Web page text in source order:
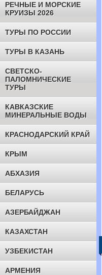
РЕЧНЫЕ И МОРСКИЕ
КРУИЗЫ 2026
ТУРЫ ПО РОССИИ
ТУРЫ В КАЗАНЬ
СВЕТСКО-
ПАЛОМНИЧЕСКИЕ
ТУРЫ
КАВКАЗСКИЕ
МИНЕРАЛЬНЫЕ ВОДЫ
КРАСНОДАРСКИЙ КРАЙ
КРЫМ
АБХАЗИЯ
БЕЛАРУСЬ
АЗЕРБАЙДЖАН
КАЗАХСТАН
УЗБЕКИСТАН
АРМЕНИЯ